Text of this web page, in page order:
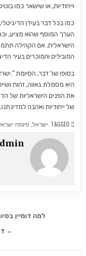
וייחודיות, או שישאר כמו
כמו בכל דבר בעידן
הערך המוסף שהוא מציע,
הישראלית. אם הקהילה
המובילים והמוכרים בעיר
בסופו של דבר, הסיומת
היא מסמלת גאווה, זהות
את הפנים הישראליות של
של ייחודיות ואהבה למדינתנו.
.ישראל ,סיומת
למה דומיין
←